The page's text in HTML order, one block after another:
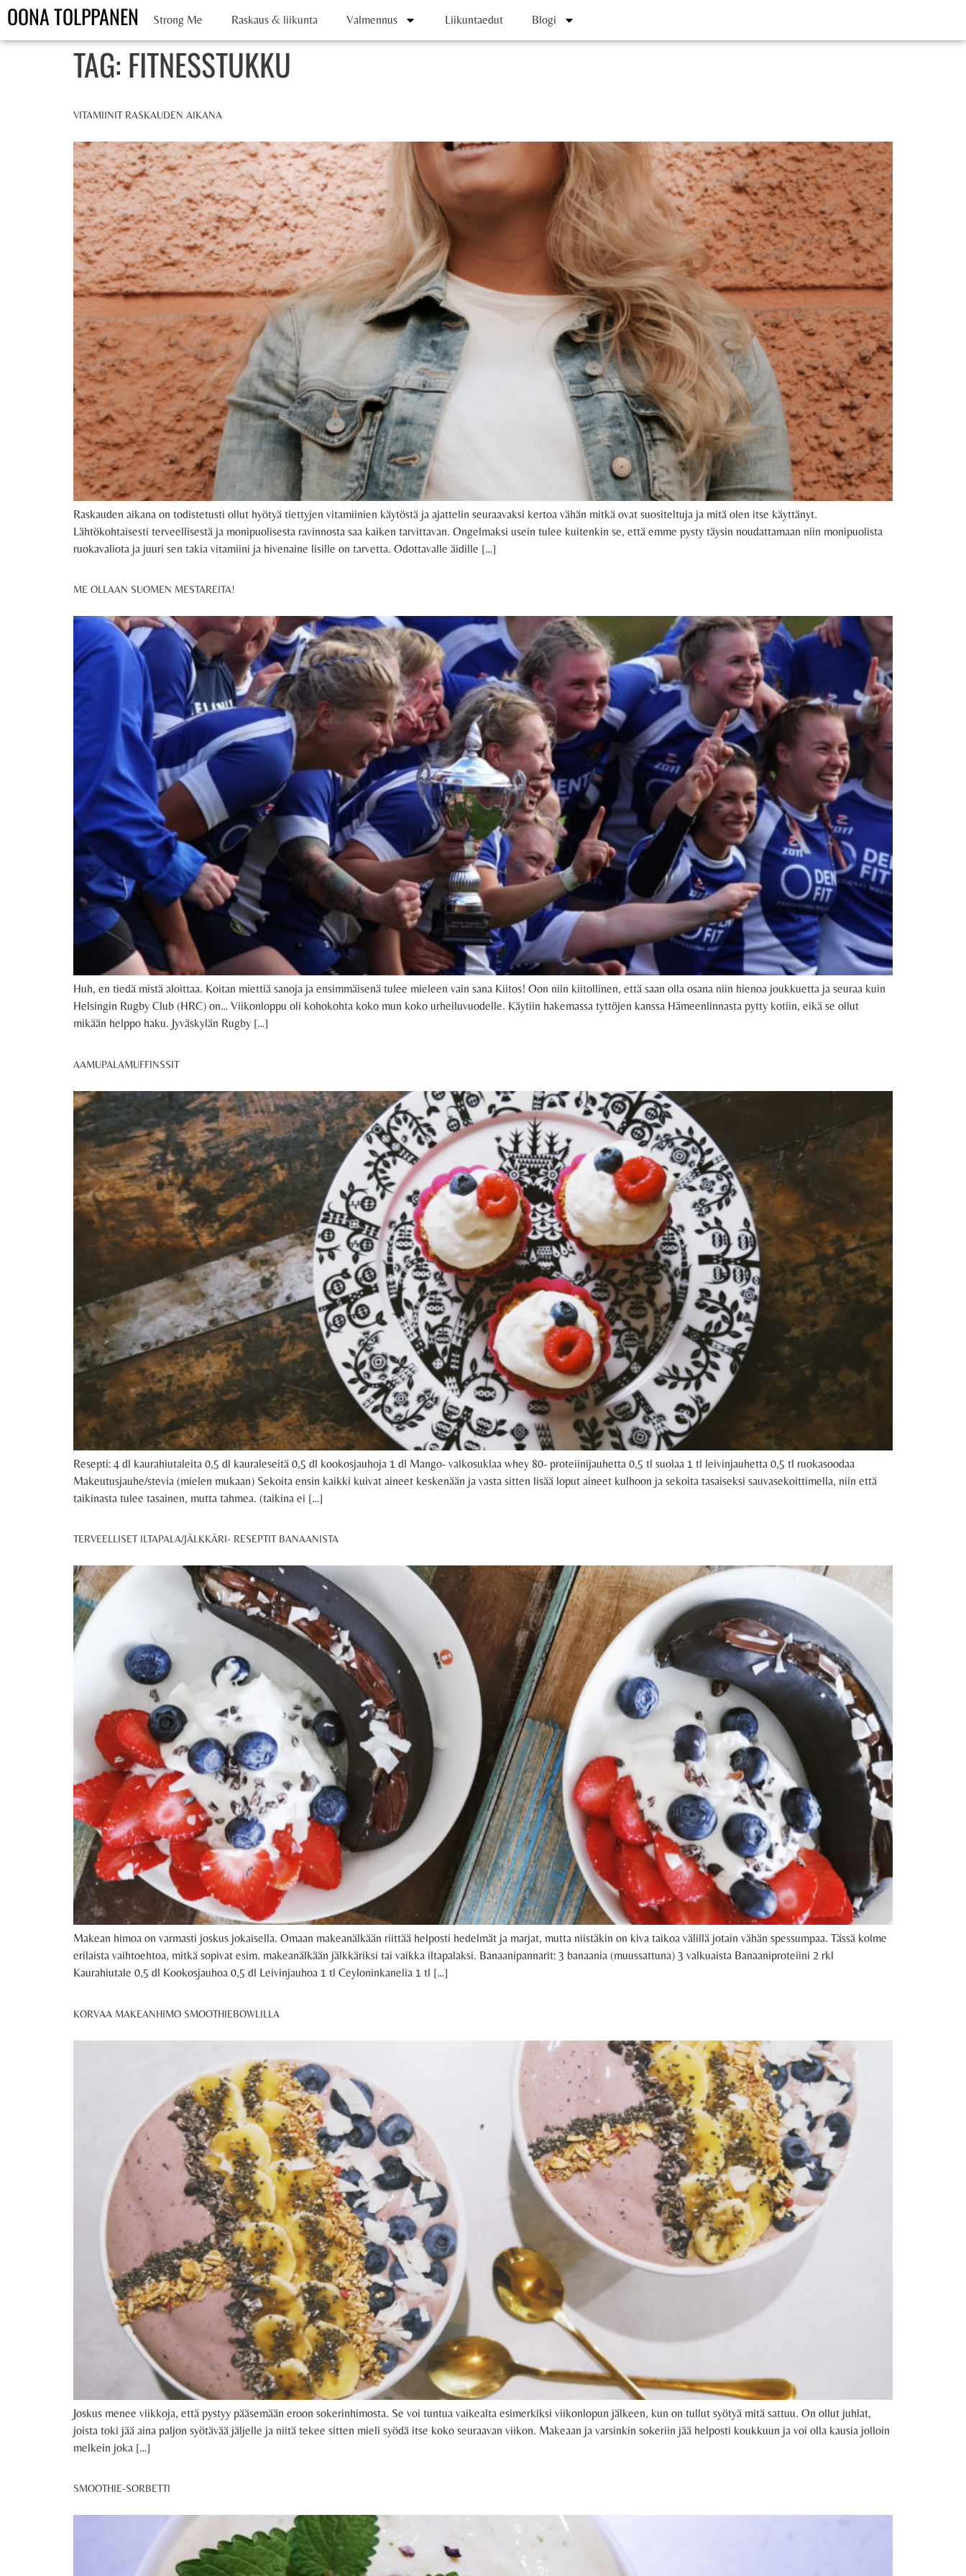
OONA TOLPPANEN Strong Me Raskaus & liikunta Valmennus Liikuntaedut Blogi
TAG: FITNESSTUKKU
VITAMIINIT RASKAUDEN AIKANA
Raskauden aikana on todistetusti ollut hyötyä tiettyjen vitamiinien käytöstä ja ajattelin seuraavaksi kertoa vähän mitkä ovat suositeltuja ja mitä olen itse käyttänyt.
Lähtökohtaisesti terveellisestä ja monipuolisesta ravinnosta saa kaiken tarvittavan. Ongelmaksi usein tulee kuitenkin se, että emme pysty täysin noudattamaan niin monipuolista
ruokavaliota ja juuri sen takia vitamiini ja hivenaine lisille on tarvetta. Odottavalle äidille […]
ME OLLAAN SUOMEN MESTAREITA!
Huh, en tiedä mistä aloittaa. Koitan miettiä sanoja ja ensimmäisenä tulee mieleen vain sana Kiitos! Oon niin kiitollinen, että saan olla osana niin hienoa joukkuetta ja seuraa kuin
Helsingin Rugby Club (HRC) on… Viikonloppu oli kohokohta koko mun koko urheiluvuodelle. Käytiin hakemassa tyttöjen kanssa Hämeenlinnasta pytty kotiin, eikä se ollut
mikään helppo haku. Jyväskylän Rugby […]
AAMUPALAMUFFINSSIT
Resepti: 4 dl kaurahiutaleita 0,5 dl kauraleseitä 0,5 dl kookosjauhoja 1 dl Mango- valkosuklaa whey 80- proteiinijauhetta 0,5 tl suolaa 1 tl leivinjauhetta 0,5 tl ruokasoodaa
Makeutusjauhe/stevia (mielen mukaan) Sekoita ensin kaikki kuivat aineet keskenään ja vasta sitten lisää loput aineet kulhoon ja sekoita tasaiseksi sauvasekoittimella, niin että
taikinasta tulee tasainen, mutta tahmea. (taikina ei […]
TERVEELLISET ILTAPALA/JÄLKKÄRI- RESEPTIT BANAANISTA
Makean himoa on varmasti joskus jokaisella. Omaan makeanälkään riittää helposti hedelmät ja marjat, mutta niistäkin on kiva taikoa välillä jotain vähän spessumpaa. Tässä kolme
erilaista vaihtoehtoa, mitkä sopivat esim. makeanälkään jälkkäriksi tai vaikka iltapalaksi. Banaanipannarit: 3 banaania (muussattuna) 3 valkuaista Banaaniproteiini 2 rkl
Kaurahiutale 0,5 dl Kookosjauhoa 0,5 dl Leivinjauhoa 1 tl Ceyloninkanelia 1 tl […]
KORVAA MAKEANHIMO SMOOTHIEBOWLILLA
Joskus menee viikkoja, että pystyy pääsemään eroon sokerinhimosta. Se voi tuntua vaikealta esimerkiksi viikonlopun jälkeen, kun on tullut syötyä mitä sattuu. On ollut juhlat,
joista toki jää aina paljon syötävää jäljelle ja niitä tekee sitten mieli syödä itse koko seuraavan viikon. Makeaan ja varsinkin sokeriin jää helposti koukkuun ja voi olla kausia jolloin
melkein joka […]
SMOOTHIE-SORBETTI